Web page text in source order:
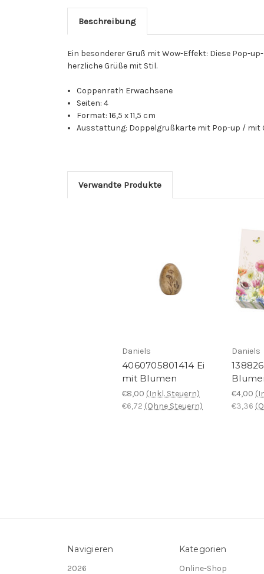
Beschreibung
Ein besonderer Gruß mit Wow-Effekt: Diese Pop-
herzliche Grüße mit Stil.
Coppenrath Erwachsene
Seiten: 4
Format: 16,5 x 11,5 cm
Ausstattung: Doppelgrußkarte mit Pop-up / mit
Verwandte Produkte
Daniels
4060705801414 Ei
mit Blumen
€8,00 (Inkl. Steuern)
€6,72 (Ohne Steuern)
Daniels
€4,00
€3,36
Navigieren
2026
Kategorien
Online-Shop